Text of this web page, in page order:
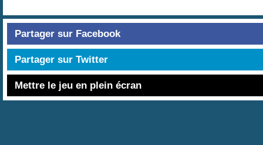
Partager sur Facebook
Partager sur Twitter
Mettre le jeu en plein écran